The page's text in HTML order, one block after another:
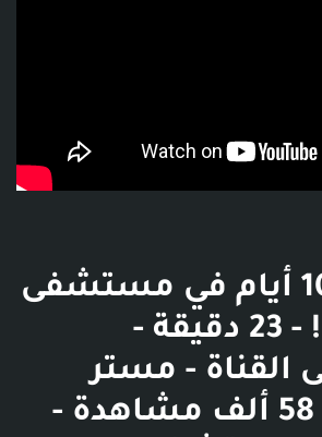
انحبست 10 أيام في مستشفى
المجانين !! - 23 دقيقة -
القناة - مستر
شوكليت - 58 ألف مشاهدة -